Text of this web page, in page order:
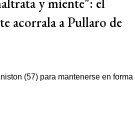
acorrala a Pullaro de